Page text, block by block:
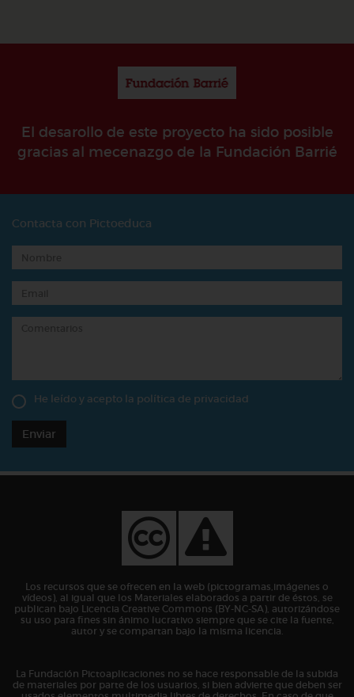
El desarollo de este proyecto ha sido posible
gracias al mecenazgo de la Fundación Barrié
Contacta con Pictoeduca
He leído y acepto la política de privacidad
Enviar
Los recursos que se ofrecen en la web (pictogramas,imágenes o
vídeos), al igual que los Materiales elaborados a partir de éstos, se
publican bajo Licencia Creative Commons (BY-NC-SA), autorizándose
su uso para fines sin ánimo lucrativo siempre que se cite la fuente,
autor y se compartan bajo la misma licencia.
La Fundación Pictoaplicaciones no se hace responsable de la subida
de materiales por parte de los usuarios, si bien advierte que deben ser